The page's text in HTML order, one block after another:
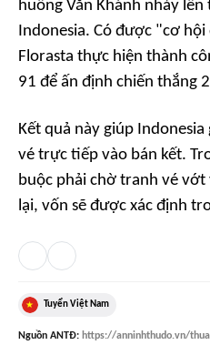
huống Văn Khánh nhảy
Indonesia. Có được "cơ
Florasta thực hiện thành
91 để ấn định chiến thắng
Kết quả này giúp
vé trực tiếp vào bán kết.
buộc phải chờ tranh vé
lại, vốn sẽ được xác định
Tuyển Việt Nam
Nguồn ANTĐ: https://anninhthudo.vn/